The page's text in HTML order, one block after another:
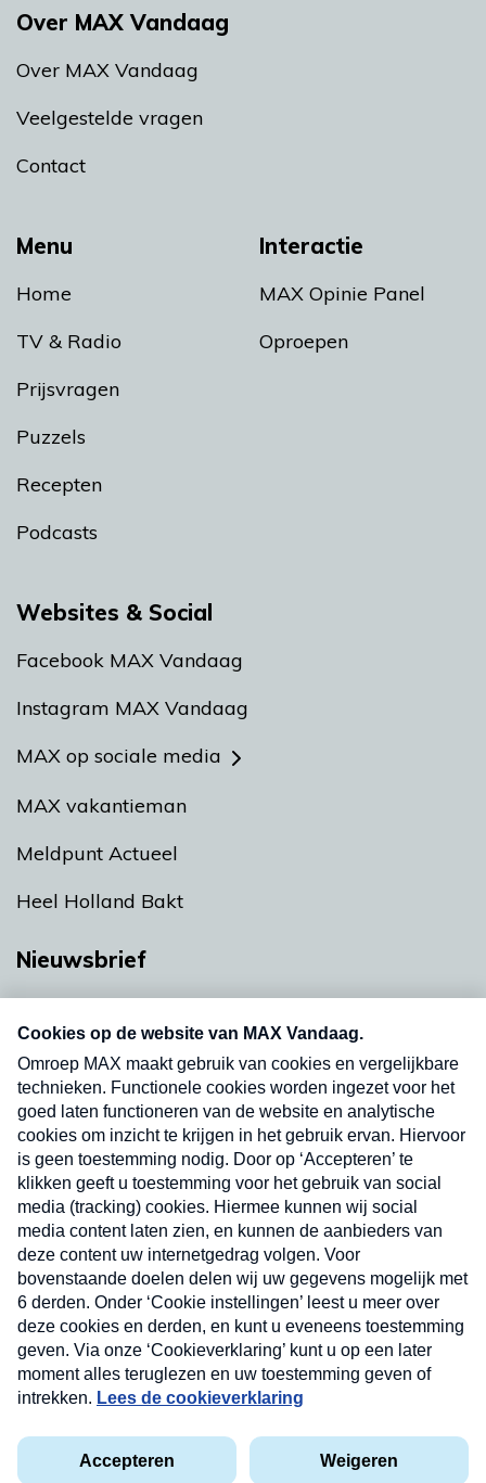
Menu
Home
TV & Radio
Prijsvragen
Puzzels
Recepten
Podcasts
Interactie
MAX Opinie Panel
Oproepen
Over MAX Vandaag
Over MAX Vandaag
Veelgestelde vragen
Contact
Websites & Social
Facebook MAX Vandaag
Instagram MAX Vandaag
MAX op sociale media
MAX vakantieman
Meldpunt Actueel
Heel Holland Bakt
Nieuwsbrief
nieuwsbrief. Elke vrijdag- en dinsdagochtend in
uw mailbox.
Verzend
Privacyverklaring
Cookieverklaring
Kwetsbaarheid melden
Nieuwsbrief
Neem hier een gratis abonnement op onze
nieuwsbrief. Elke vrijdag- en dinsdagochtend in uw